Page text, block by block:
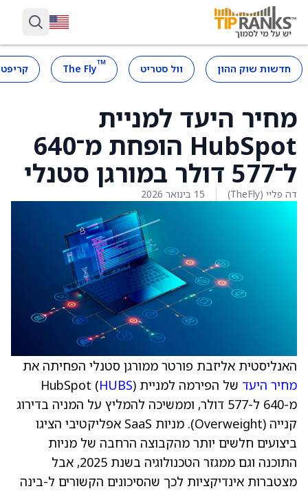
חדשות שוק ההון וול סטריט ™
The Fly
מחיר היעד למניית
HubSpot הופחת מ־640
ל־577 דולר במורגן סטנלי
דה פליי (TheFly) 15 בינואר 2026
האנליסטית אליזבת פורטר ממורגן סטנלי הפחיתה את
מחיר היעד של הפירמה למניית HubSpot ( HUBS)
מ-640 ל-577 דולר, וממשיכה להמליץ על המניה בדירוג
קנייה (Overweight). מניות SaaS אפליקטיבי הציגו
ביצועים חלשים יותר מהקבוצה הרחבה של מניות
התוכנה וגם ממגזר הטכנולוגיה בשנת 2025, אבל
מצטברות אינדיקציות לכך שהסיכונים הקשורים ל-בינה